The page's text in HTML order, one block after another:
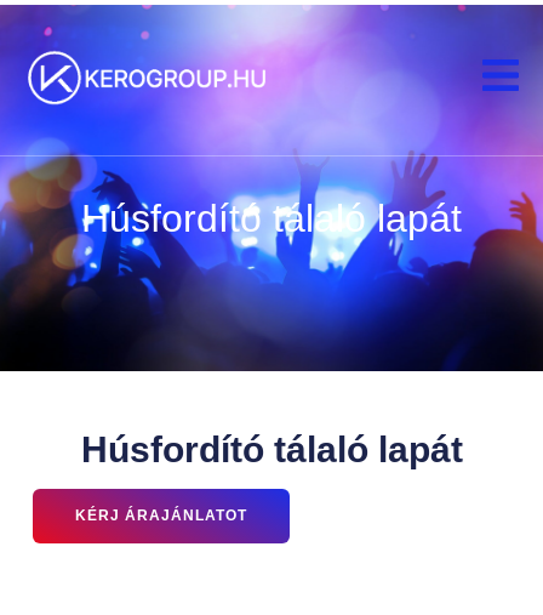
Húsfordító tálaló lapát
Húsfordító tálaló lapát
KÉRJ ÁRAJÁNLATOT